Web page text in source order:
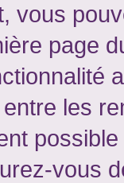
vous
page
les
vous